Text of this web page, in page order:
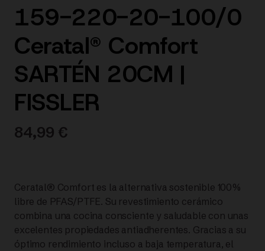
159-220-20-100/0
Ceratal® Comfort
SARTÉN 20CM |
FISSLER
84,99 €
Ceratal® Comfort es la alternativa sostenible 100%
libre de PFAS/PTFE. Su revestimiento cerámico
combina una cocina consciente y saludable con unas
excelentes propiedades antiadherentes. Gracias a su
óptimo rendimiento incluso a baja temperatura, el